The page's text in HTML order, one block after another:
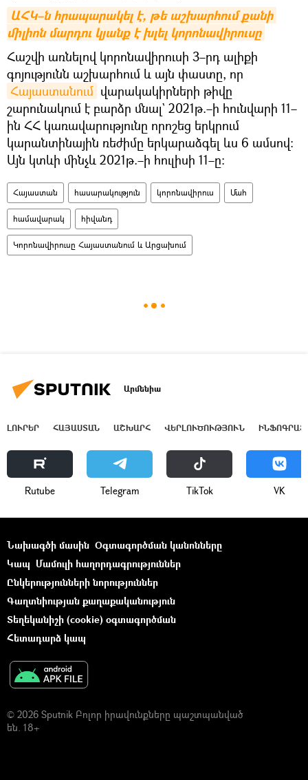
ԱՀԿ–ն հրապարակել է, թե աշխարհում քանի
միլիոն մարդու կյանք է խլել կորոնավիրուսը
Հաշվի առնելով կորոնավիրուսի 3–րդ ալիքի
գոյությունն աշխարհում և այն փաստը, որ
Հայաստանում վարակակիրների թիվը
շարունակում է բարձր մնալ` 2021թ.–ի հունվարի 11–
ին ՀՀ կառավարությունը որոշեց երկրում
կարանտինային ռեժիմը երկարաձգել ևս 6 ամսով։
Այն կտևի մինչև 2021թ.–ի հուլիսի 11–ը։
Հայաստան հասարակություն կորոնավիրուս Մահ
համավարակ հիվանդ
Կորոնավիրուսը Հայաստանում և Արցախում
Արմենիա
ԼՈՒՐԵՐ ՀԱՅԱՍՏԱՆ ԱՇԽԱՐՀ ՎԵՐԼՈՒԾՈՒԹՅՈՒՆ
Rutube Telegram ТikТоk VK
Նախագծի մասին Օգտագործման կանոնները
Կապ Մամուլի հաղորդագրություններ
Ընկերությունների նորություններ
Գաղտնիության քաղաքականություն
Տեղեկանիշի (cookie) օգտագործման
Հետադարձ կապ
© 2026 Sputnik Բոլոր իրավունքները պաշտպանված
են. 18+